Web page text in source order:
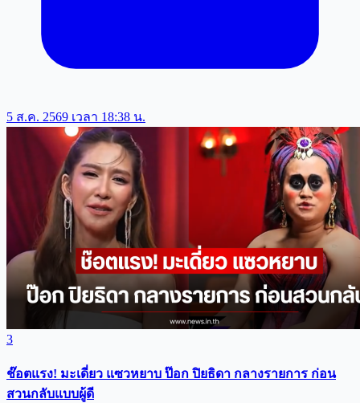
5 ส.ค. 2569 เวลา 18:38 น.
3
ช๊อตแรง! มะเดี่ยว แซวหยาบ ป๊อก ปิยธิดา กลางรายการ ก่อน
สวนกลับแบบผู้ดี